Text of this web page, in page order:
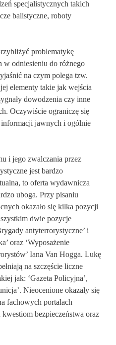
specjalistycznych takich
balistyczne, roboty
problematykę
w odniesieniu do różnego
na czym polega tzw.
elementy takie jak wejścia
dowodzenia czy inne
Oczywiście ograniczę się
jawnych i ogólnie
i jego zwalczania przez
jest bardzo
to oferta wydawnicza
uboga. Przy pisaniu
okazało się kilka pozycji
dwie pozycje
antyterrorystyczne’ i
oraz ‘Wyposażenie
Iana Van Hogga. Lukę
na szczęście liczne
jak: ‘Gazeta Policyjna’,
Nieocenione okazały się
fachowych portalach
bezpieczeństwa oraz